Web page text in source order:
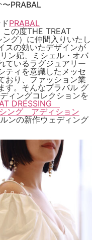
PRABAL
PRABAL
この度THE TREAT
グ）に仲間入りいたし
スの効いたデザインが
ン妃、ミシェル・オバ
ているラグジュアリー
ティを意識したメッセ
おり、ファッション業
す。そんなプラバル グ
ィングコレクションを
DRESSING
ング アディション
ンの新作ウェディング